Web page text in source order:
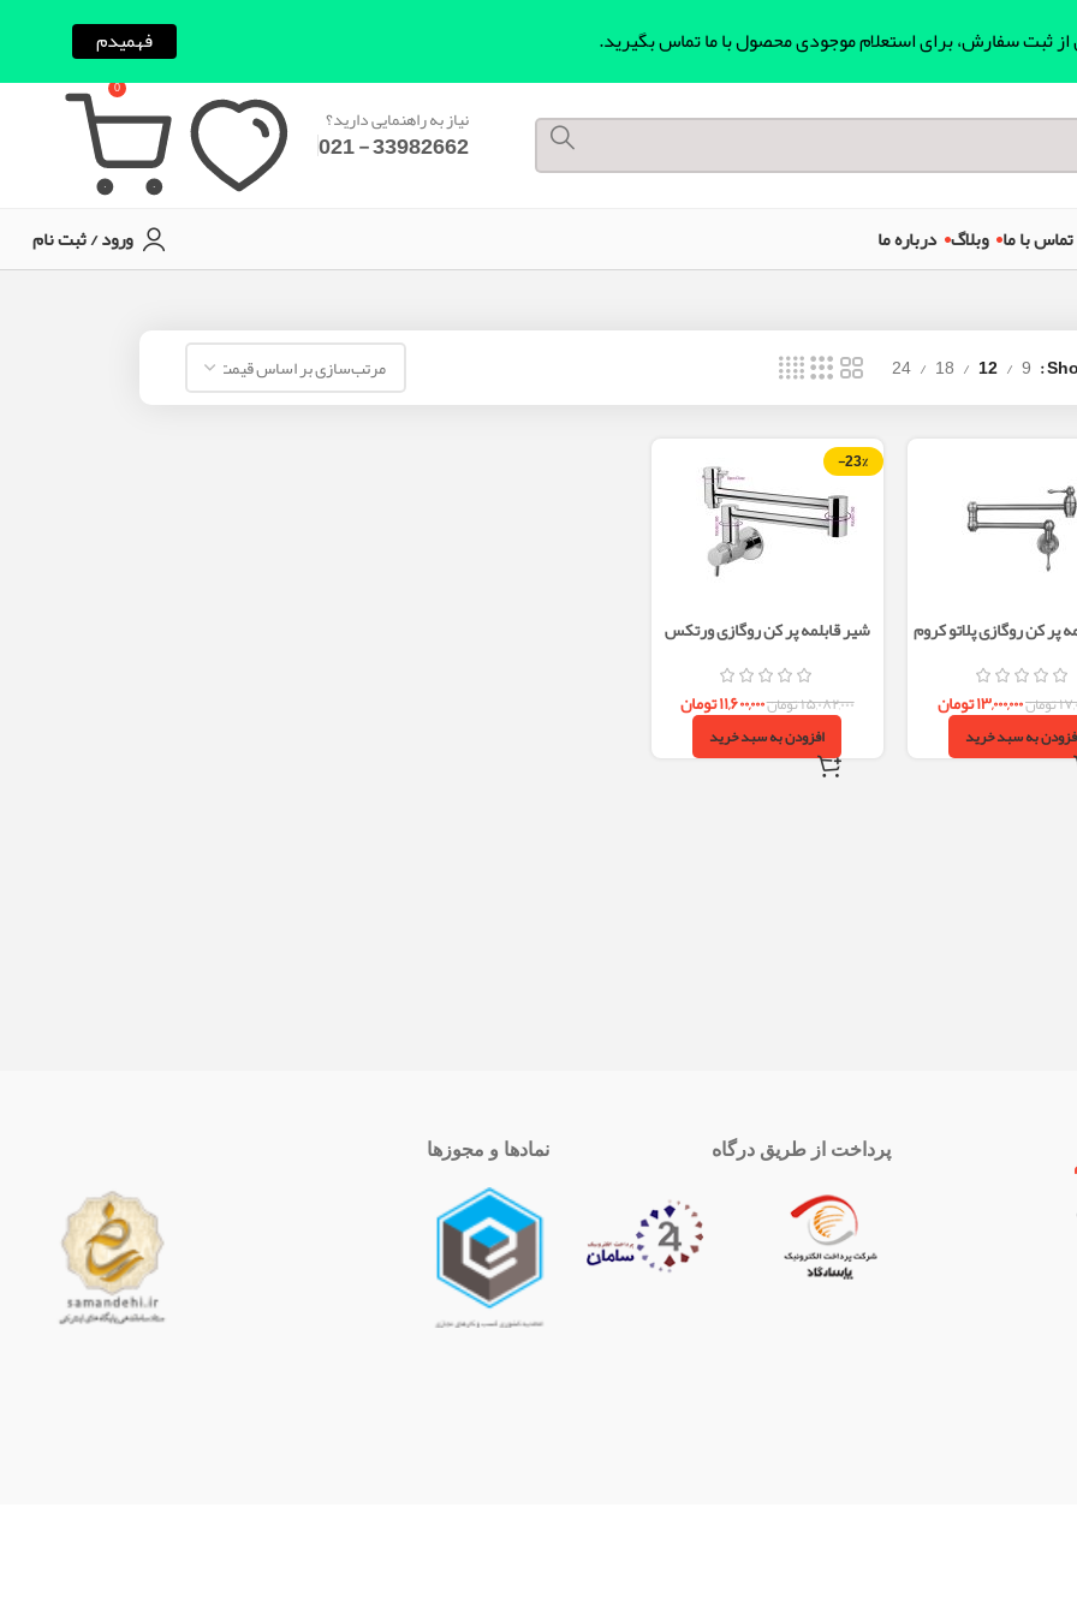
نیاز به راهنمایی دارید؟
33982662 - 021
0
تماس با ما وبلاگ درباره ما ورود / ثبت نام
9
12
18
24
پر کن روگازی پلاتو کروم
تومان۱۳,۰۰۰,۰۰۰تومان
به سبد خرید
-23%
شیر قابلمه پر کن روگازی ورتکس
کروم البرز روز
۱۵,۰۸۲,۰۰۰تومان۱۱,۶۰۰,۰۰۰تومان
افزودن به سبد خرید
پرداخت از طریق درگاه نمادها و مجوزها
از ثبت سفارش، برای استعلام موجودی محصول با ما تماس بگیرید. فهمیدم